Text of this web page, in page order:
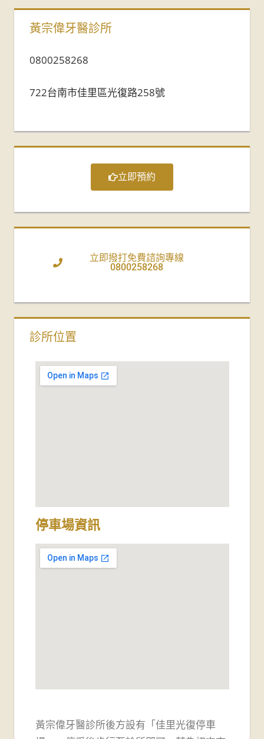
黃宗偉牙醫診所
0800258268
722台南市佳里區光復路258號
立即預約
立即撥打免費諮詢專線
0800258268
診所位置
停車場資訊
黃宗偉牙醫診所後方設有「佳里光復停車